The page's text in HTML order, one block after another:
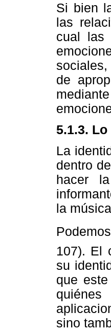
Si bien
las
cual las
de
5.1.3.
La
dentro
hacer
la
107). El
su
que
sino